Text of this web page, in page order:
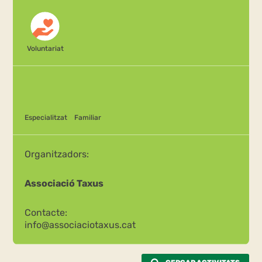
Voluntariat
Especialitzat Familiar
Organitzadors:
Associació Taxus
Contacte:
info@associaciotaxus.cat